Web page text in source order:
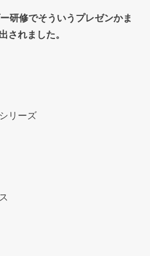
研修でそういうプレゼンかま
されました。
リーズ